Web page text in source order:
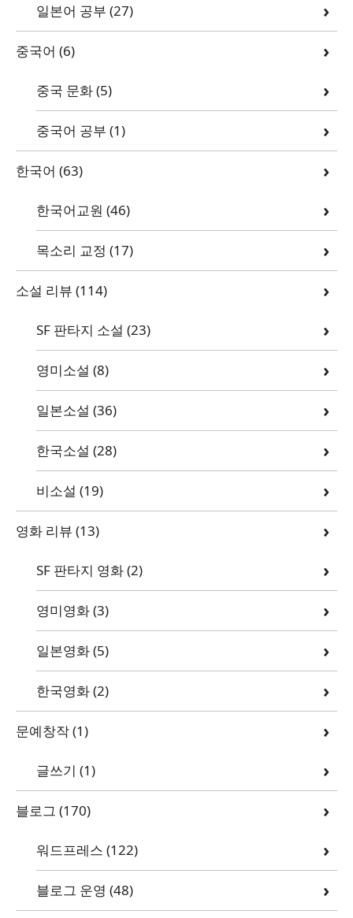
일본어 공부 (27)
중국어 (6)
중국 문화(5)
중국어 공부 (1)
한국어 (63)
한국어교원 (46)
목소리 교정 (17)
소설 리뷰 (114)
SF 판타지 소설 (23)
영미소설 (8)
일본소설 (36)
한국소설 (28)
비소설 (19)
영화 리뷰 (13)
SF 판타지 영화(2)
영미영화(3)
일본영화(5)
한국영화(2)
문예창작(1)
글쓰기 (1)
블로그 (170)
워드프레스 (122)
블로그 운영 (48)